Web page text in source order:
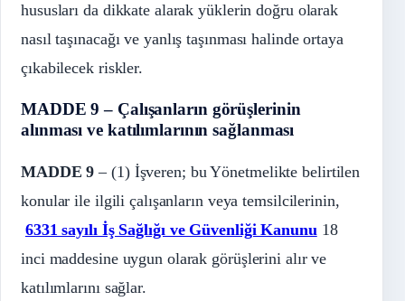
hususları da dikkate alarak yüklerin doğru olarak
nasıl taşınacağı ve yanlış taşınması halinde ortaya
çıkabilecek riskler.
MADDE 9 – Çalışanların görüşlerinin
alınması ve katılımlarının sağlanması
MADDE 9 – (1) İşveren; bu Yönetmelikte belirtilen
konular ile ilgili çalışanların veya temsilcilerinin,
6331 sayılı İş Sağlığı ve Güvenliği Kanunu 18
inci maddesine uygun olarak görüşlerini alır ve
katılımlarını sağlar.